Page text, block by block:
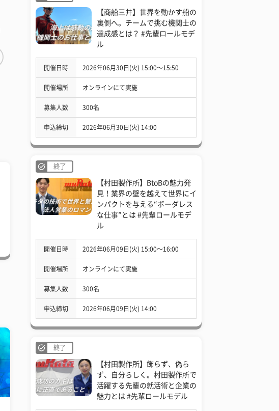
【商船三井】世界を動かす船の
裏側へ。チームで挑む機関士の
達成感とは？ #先輩ロールモデ
ル
開催日時 2026年06月30日(火) 15:00〜15:50
開催場所 オンラインにて実施
募集人数 300名
申込締切 2026年06月30日(火) 14:00
終了
【村田製作所】BtoBの魅力発
見！業界の壁を越えて世界にイ
ンパクトを与える“ボーダレス
な仕事”とは #先輩ロールモデ
ル
開催日時 2026年06月09日(火) 15:00〜16:00
開催場所 オンラインにて実施
募集人数 300名
申込締切 2026年06月09日(火) 14:00
終了
【村田製作所】飾らず、偽ら
ず、自分らしく。村田製作所で
活躍する先輩の就活術と企業の
魅力とは #先輩ロールモデル